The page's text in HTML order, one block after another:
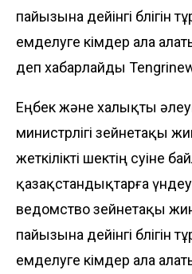
пайызына дейінгі бөлігін
емделуге кімдер ала
деп хабарлайды
Еңбек және халықты
министрлігі зейнетақы
жеткілікті шектің өсуіне
қазақстандықтарға
ведомство зейнетақы
пайызына дейінгі бөлігін
емделуге кімдер ала